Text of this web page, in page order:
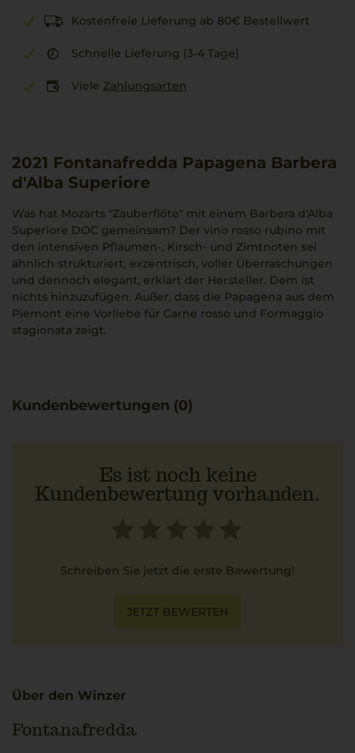
Kostenfreie Lieferung ab 80€ Bestellwert
Schnelle Lieferung (3-4 Tage)
Viele Zahlungsarten
2021 Fontanafredda Papagena Barbera
d'Alba Superiore
Was hat Mozarts "Zauberflöte" mit einem Barbera d'Alba
Superiore DOC gemeinsam? Der vino rosso rubino mit
den intensiven Pflaumen-, Kirsch- und Zimtnoten sei
ähnlich strukturiert, exzentrisch, voller Überraschungen
und dennoch elegant, erklärt der Hersteller. Dem ist
nichts hinzuzufügen. Außer, dass die Papagena aus dem
Piemont eine Vorliebe für Carne rosso und Formaggio
stagionata zeigt.
Kundenbewertungen (0)
Es ist noch keine
Kundenbewertung vorhanden.
Schreiben Sie jetzt die erste Bewertung!
JETZT BEWERTEN
Über den Winzer
Fontanafredda